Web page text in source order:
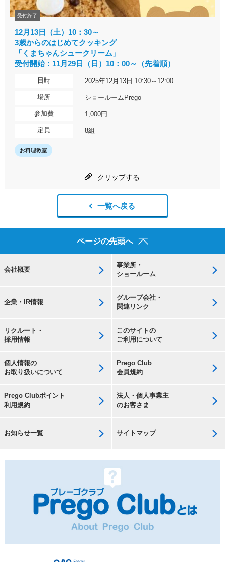
受付終了
12月13日（土）10：30～
3歳からのはじめてクッキング
「くまちゃんシュークリーム」
受付開始：11月29日（日）10：00～（先着順）
日時 2025年12月13日 10:30～12:00
場所 ショールームPrego
参加費 1,000円
定員 8組
お料理教室
クリップする
一覧へ戻る
ページの先頭へ
会社概要
事業所・
ショールーム
企業・IR情報
グループ会社・
関連リンク
リクルート・
採用情報
このサイトの
ご利用について
個人情報の
お取り扱いについて
Prego Club
会員規約
Prego Clubポイント
利用規約
法人・個人事業主
のお客さま
お知らせ一覧 サイトマップ